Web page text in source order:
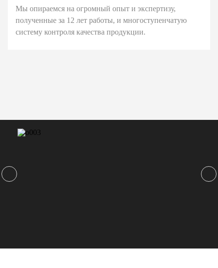
Мы опираемся на огромный опыт и экспертизу,
полученные за 12 лет работы, и многоступенчатую
систему контроля качества продукции.